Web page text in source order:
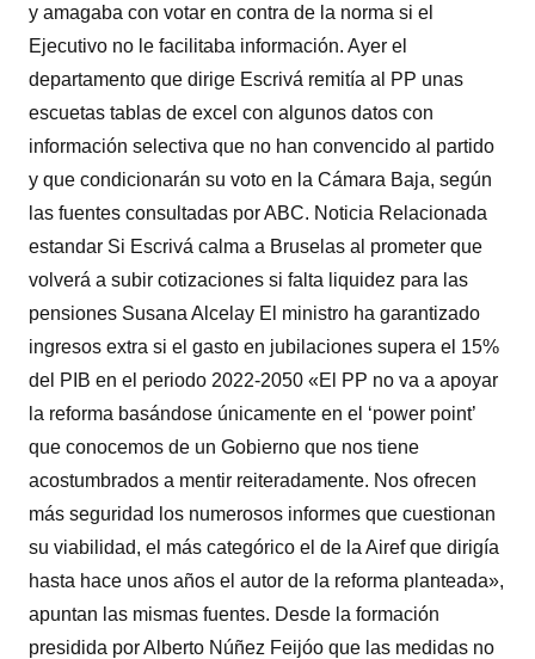
y amagaba con votar en contra de la norma si el
Ejecutivo no le facilitaba información. Ayer el
departamento que dirige Escrivá remitía al PP unas
escuetas tablas de excel con algunos datos con
información selectiva que no han convencido al partido
y que condicionarán su voto en la Cámara Baja, según
las fuentes consultadas por ABC. Noticia Relacionada
estandar Si Escrivá calma a Bruselas al prometer que
volverá a subir cotizaciones si falta liquidez para las
pensiones Susana Alcelay El ministro ha garantizado
ingresos extra si el gasto en jubilaciones supera el 15%
del PIB en el periodo 2022-2050 «El PP no va a apoyar
la reforma basándose únicamente en el ‘power point’
que conocemos de un Gobierno que nos tiene
acostumbrados a mentir reiteradamente. Nos ofrecen
más seguridad los numerosos informes que cuestionan
su viabilidad, el más categórico el de la Airef que dirigía
hasta hace unos años el autor de la reforma planteada»,
apuntan las mismas fuentes. Desde la formación
presidida por Alberto Núñez Feijóo que las medidas no